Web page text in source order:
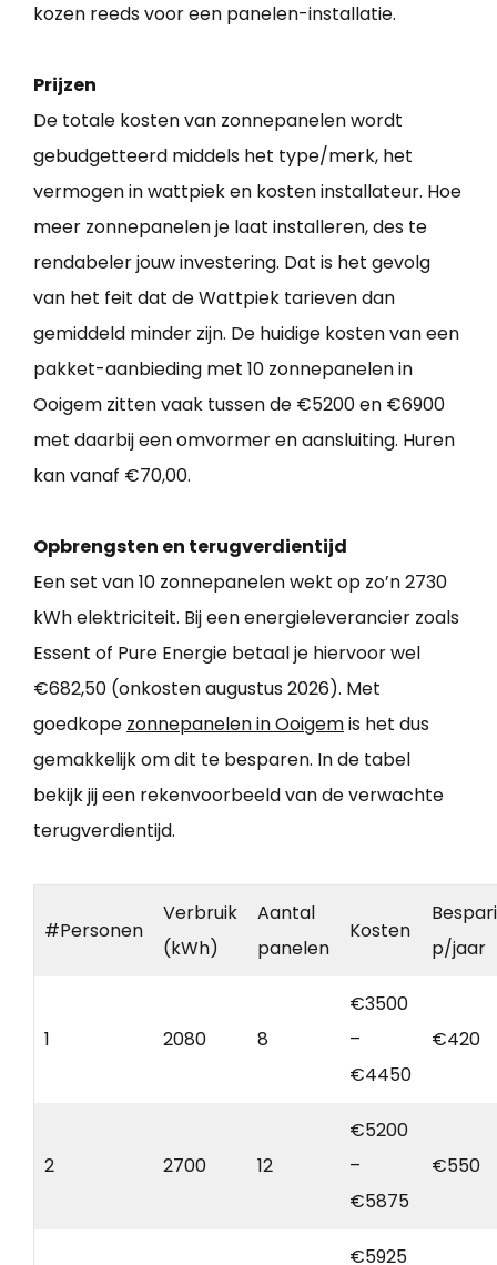
kozen reeds voor een panelen-installatie.
Prijzen
De totale kosten van zonnepanelen wordt
gebudgetteerd middels het type/merk, het
vermogen in wattpiek en kosten installateur. Hoe
meer zonnepanelen je laat installeren, des te
rendabeler jouw investering. Dat is het gevolg
van het feit dat de Wattpiek tarieven dan
gemiddeld minder zijn. De huidige kosten van een
pakket-aanbieding met 10 zonnepanelen in
Ooigem zitten vaak tussen de €5200 en €6900
met daarbij een omvormer en aansluiting. Huren
kan vanaf €70,00.
Opbrengsten en terugverdientijd
Een set van 10 zonnepanelen wekt op zo’n 2730
kWh elektriciteit. Bij een energieleverancier zoals
Essent of Pure Energie betaal je hiervoor wel
€682,50 (onkosten augustus 2026). Met
goedkope zonnepanelen in Ooigemis het dus
gemakkelijk om dit te besparen. In de tabel
bekijk jij een rekenvoorbeeld van de verwachte
terugverdientijd.
#Personen
Verbruik
(kWh)
Aantal
panelen
Kosten
p/jaar
1 2080 8
€3500
–
€4450
€420
2 2700 12
€5200
–
€5875
€550
€5925